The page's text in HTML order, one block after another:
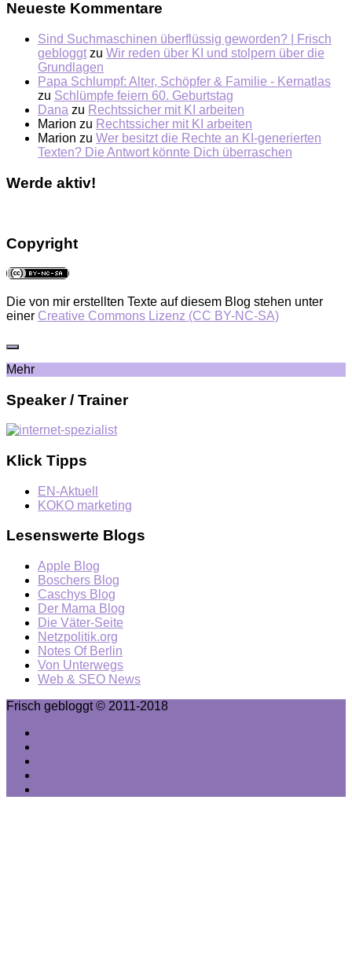
Neueste Kommentare
Sind Suchmaschinen überflüssig geworden? | Frisch
gebloggt zu Wir reden über KI und stolpern über die
Grundlagen
Papa Schlumpf: Alter, Schöpfer & Familie - Kernatlas
zu Schlümpfe feiern 60. Geburtstag
Dana zu Rechtssicher mit KI arbeiten
Marion zu Rechtssicher mit KI arbeiten
Marion zu Wer besitzt die Rechte an KI-generierten
Texten? Die Antwort könnte Dich überraschen
Werde aktiv!
Copyright
Die von mir erstellten Texte auf diesem Blog stehen unter
einer Creative Commons Lizenz (CC BY-NC-SA)
Mehr
Speaker / Trainer
Klick Tipps
EN-Aktuell
KOKO marketing
Lesenswerte Blogs
Apple Blog
Boschers Blog
Caschys Blog
Der Mama Blog
Die Väter-Seite
Netzpolitik.org
Notes Of Berlin
Von Unterwegs
Web & SEO News
Frisch gebloggt © 2011-2018